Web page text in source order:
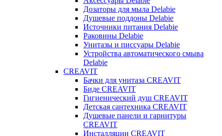
Дозаторы для мыла Delabie
Душевые поддоны Delabie
Источники питания Delabie
Раковины Delabie
Унитазы и писсуары Delabie
Устройства автоматического смыва
Delabie
CREAVIT
Бачки для унитаза CREAVIT
Биде CREAVIT
Гигиенический душ CREAVIT
Детская сантехника CREAVIT
Душевые панели и гарнитуры
CREAVIT
Инсталляции CREAVIT